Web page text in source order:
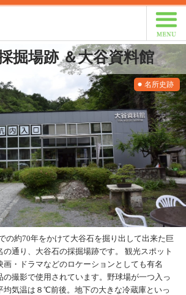
掘場跡 ＆大谷資料館
名所史跡
の約70年をかけて大谷石を掘り出して出来た巨
の通り、大谷石の採掘場跡です。 観光スポット
画・ドラマなどのロケーションとしても有名
の撮影で使用されています。野球場が一つ入っ
均気温は８℃前後。地下の大きな冷蔵庫といっ